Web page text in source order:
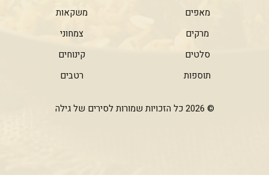
מאפים
מרקים
סלטים
תוספות
משקאות
צמחוני
קינוחים
רטבים
© 2026 כל הזכויות שמורות לסירים של גילה